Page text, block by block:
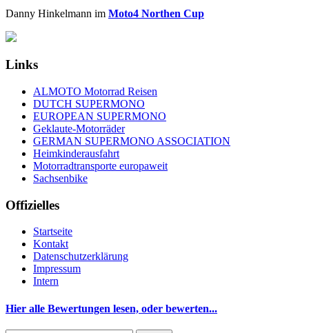
Danny Hinkelmann im Moto4 Northen Cup
Links
ALMOTO Motorrad Reisen
DUTCH SUPERMONO
EUROPEAN SUPERMONO
Geklaute-Motorräder
GERMAN SUPERMONO ASSOCIATION
Heimkinderausfahrt
Motorradtransporte europaweit
Sachsenbike
Offizielles
Startseite
Kontakt
Datenschutzerklärung
Impressum
Intern
Hier alle Bewertungen lesen, oder bewerten...